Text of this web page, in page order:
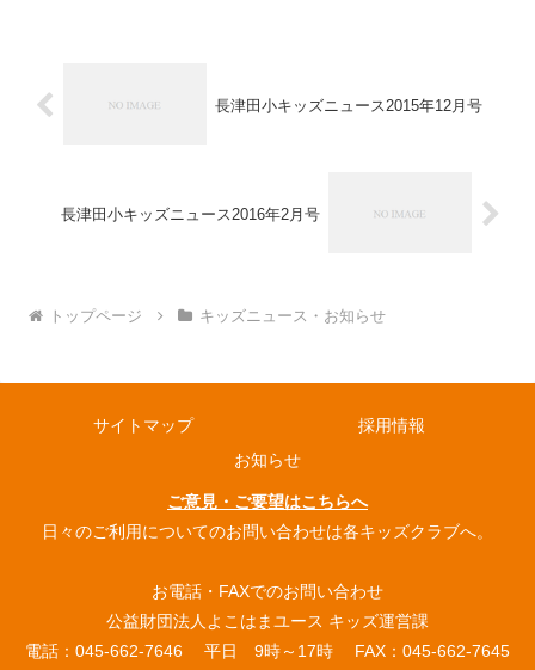
長津田小キッズニュース2015年12月号
長津田小キッズニュース2016年2月号
トップページ キッズニュース・お知らせ
サイトマップ
採用情報
お知らせ
ご意見・ご要望はこちらへ
日々のご利用についてのお問い合わせは各キッズクラブへ。
お電話・FAXでのお問い合わせ
公益財団法人よこはまユース キッズ運営課
電話：045-662-7646 平日 9時～17時 FAX：045-662-7645